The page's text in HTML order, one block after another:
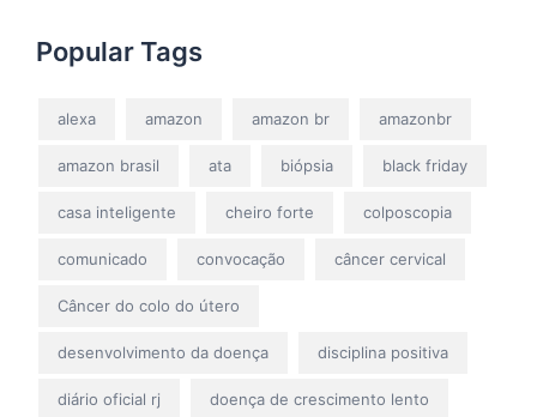
Popular Tags
alexa amazon amazon br amazonbr
amazon brasil ata biópsia black friday
casa inteligente cheiro forte colposcopia
comunicado convocação câncer cervical
Câncer do colo do útero
desenvolvimento da doença disciplina positiva
diário oficial rj doença de crescimento lento